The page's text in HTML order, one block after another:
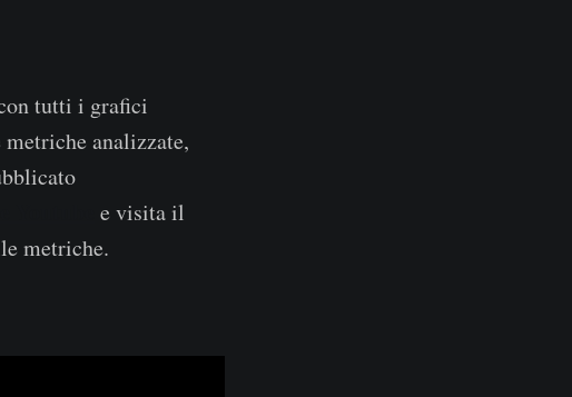
tutti i grafici
analizzate,
e visita il
metriche.